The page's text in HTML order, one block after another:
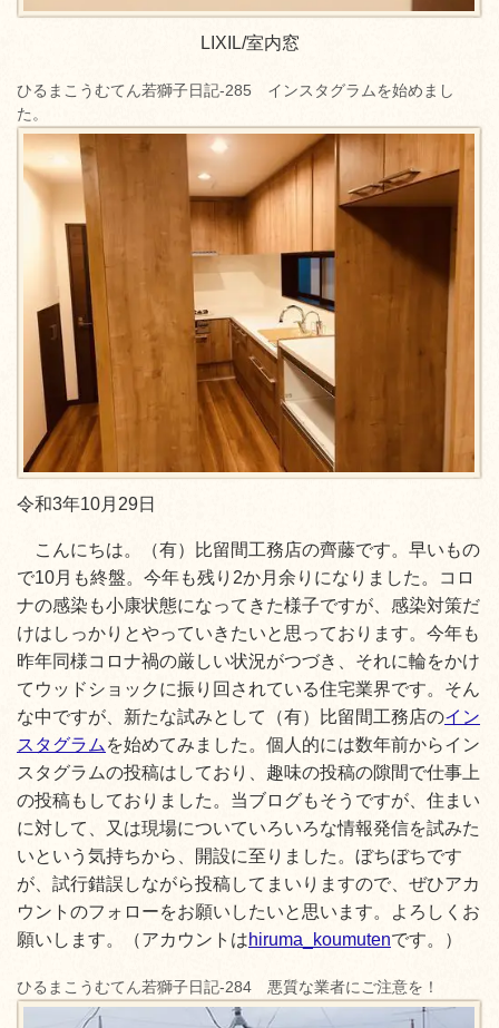
LIXIL/室内窓
ひるまこうむてん若獅子日記-285 インスタグラムを始めまし
た。
令和3年10月29日
こんにちは。（有）比留間工務店の齊藤です。早いもの
で10月も終盤。今年も残り2か月余りになりました。コロ
ナの感染も小康状態になってきた様子ですが、感染対策だ
けはしっかりとやっていきたいと思っております。今年も
昨年同様コロナ禍の厳しい状況がつづき、それに輪をかけ
てウッドショックに振り回されている住宅業界です。そん
な中ですが、新たな試みとして（有）比留間工務店のイン
スタグラム を始めてみました。個人的には数年前からイン
スタグラムの投稿はしており、趣味の投稿の隙間で仕事上
の投稿もしておりました。当ブログもそうですが、住まい
に対して、又は現場についていろいろな情報発信を試みた
いという気持ちから、開設に至りました。ぼちぼちです
が、試行錯誤しながら投稿してまいりますので、ぜひアカ
ウントのフォローをお願いしたいと思います。よろしくお
願いします。（アカウントはhiruma_koumutenです。）
ひるまこうむてん若獅子日記-284 悪質な業者にご注意を！